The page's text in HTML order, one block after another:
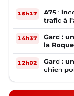
15h17
A75 :
trafic à
14h37
Gard :
la
12h02
Gard :
chien